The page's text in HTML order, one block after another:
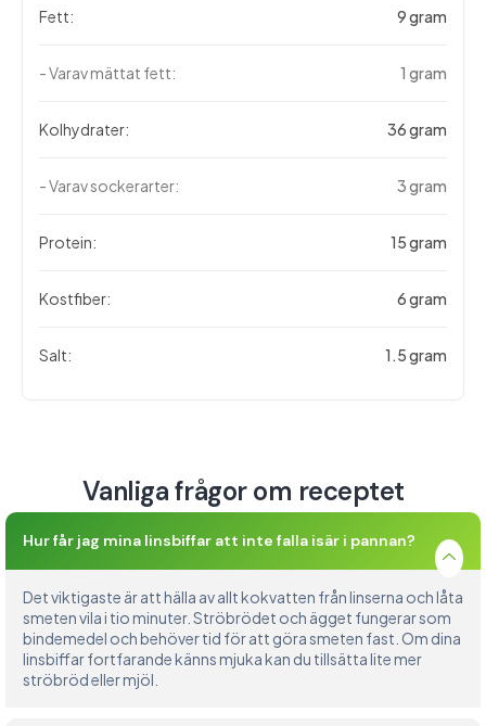
Fett: 9 gram
- Varav mättat fett: 1 gram
Kolhydrater: 36 gram
- Varav sockerarter: 3 gram
Protein: 15 gram
Kostfiber: 6 gram
Salt: 1.5 gram
Vanliga frågor om receptet
Hur får jag mina linsbiffar att inte falla isär i pannan?
Det viktigaste är att hälla av allt kokvatten från linserna och låta
smeten vila i tio minuter. Ströbrödet och ägget fungerar som
bindemedel och behöver tid för att göra smeten fast. Om dina
linsbiffar fortfarande känns mjuka kan du tillsätta lite mer
ströbröd eller mjöl.